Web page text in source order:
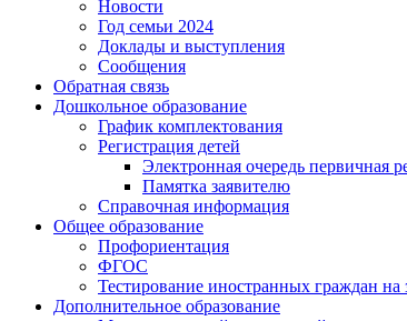
Новости
Год семьи 2024
Доклады и выступления
Сообщения
Обратная связь
Дошкольное образование
График комплектования
Регистрация детей
Электронная очередь первичная
Памятка заявителю
Справочная информация
Общее образование
Профориентация
ФГОС
Тестирование иностранных граждан на
Дополнительное образование